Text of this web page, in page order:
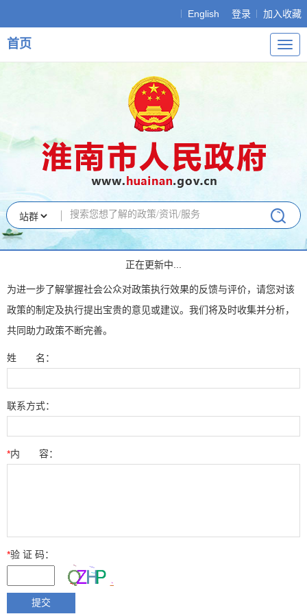
English 登录 加入收藏
导
航
首页
正在更新中...
为进一步了解掌握社会公众对政策执行效果的反馈与评价，请您对该
政策的制定及执行提出宝贵的意见或建议。我们将及时收集并分析，
共同助力政策不断完善。
姓 名：
联系方式：
*内 容：
*验 证 码：